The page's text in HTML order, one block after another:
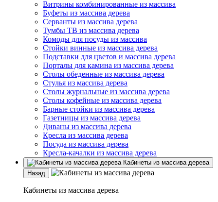
Витрины комбинированные из массива
Буфеты из массива дерева
Серванты из массива дерева
Тумбы ТВ из массива дерева
Комоды для посуды из массива
Стойки винные из массива дерева
Подставки для цветов и массива дерева
Порталы для камина из массива дерева
Столы обеденные из массива дерева
Стулья из массива дерева
Столы журнальные из массива дерева
Столы кофейные из массива дерева
Барные стойки из массива дерева
Газетницы из массива дерева
Диваны из массива дерева
Кресла из массива дерева
Посуда из массива дерева
Кресла-качалки из массива дерева
Кабинеты из массива дерева
Назад
Кабинеты из массива дерева